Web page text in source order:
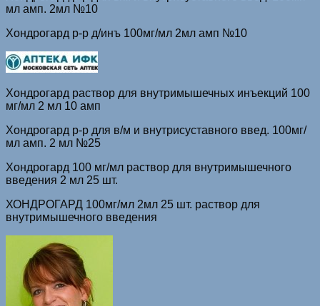
мл амп. 2мл №10
Хондрогард р-р д/инъ 100мг/мл 2мл амп №10
Хондрогард раствор для внутримышечных инъекций 100
мг/мл 2 мл 10 амп
Хондрогард р-р для в/м и внутрисуставного введ. 100мг/
мл амп. 2 мл №25
Хондрогард 100 мг/мл раствор для внутримышечного
введения 2 мл 25 шт.
ХОНДРОГАРД 100мг/мл 2мл 25 шт. раствор для
внутримышечного введения